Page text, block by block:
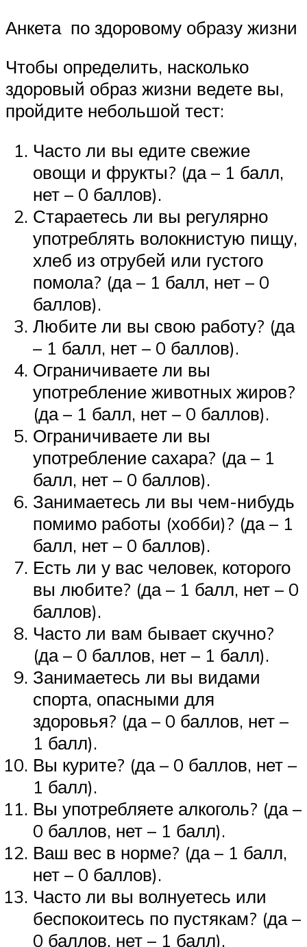
Анкета по здоровому образу жизни
Чтобы определить, насколько
здоровый образ жизни ведете вы,
пройдите небольшой тест:
Часто ли вы едите свежие
овощи и фрукты? (да – 1 балл,
нет – 0 баллов).
Стараетесь ли вы регулярно
употреблять волокнистую пищу,
хлеб из отрубей или густого
помола? (да – 1 балл, нет – 0
баллов).
Любите ли вы свою работу? (да
– 1 балл, нет – 0 баллов).
Ограничиваете ли вы
употребление животных жиров?
(да – 1 балл, нет – 0 баллов).
Ограничиваете ли вы
употребление сахара? (да – 1
балл, нет – 0 баллов).
Занимаетесь ли вы чем-нибудь
помимо работы (хобби)? (да – 1
балл, нет – 0 баллов).
Есть ли у вас человек, которого
вы любите? (да – 1 балл, нет – 0
баллов).
Часто ли вам бывает скучно?
(да – 0 баллов, нет – 1 балл).
Занимаетесь ли вы видами
спорта, опасными для
здоровья? (да – 0 баллов, нет –
1 балл).
Вы курите? (да – 0 баллов, нет –
1 балл).
Вы употребляете алкоголь? (да –
0 баллов, нет – 1 балл).
Ваш вес в норме? (да – 1 балл,
нет – 0 баллов).
Часто ли вы волнуетесь или
беспокоитесь по пустякам? (да –
0 баллов, нет – 1 балл).